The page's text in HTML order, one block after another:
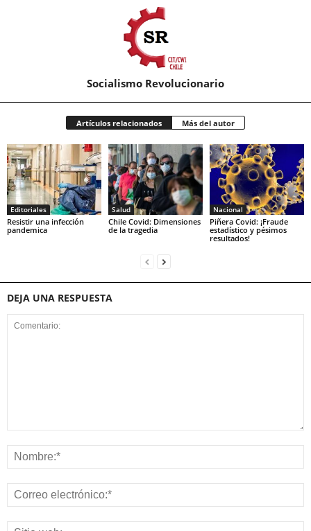
Socialismo Revolucionario
Artículos relacionados Más del autor
Editoriales
Resistir una infección
pandemica
Salud
Chile Covid: Dimensiones
de la tragedia
Nacional
Piñera Covid: ¡Fraude
estadístico y pésimos
resultados!
DEJA UNA RESPUESTA